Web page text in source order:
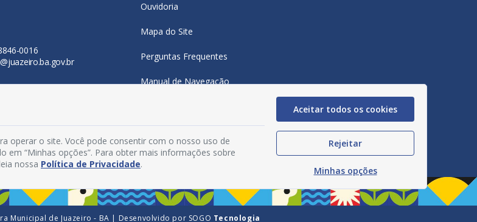
0016
Ouvidoria
Mapa do Site
Perguntas Frequentes
Manual de Navegação
Municipal de Juazeiro - BA | Desenvolvido por SOGO Tecnologia
operar o site. Você pode consentir com o nosso uso de
em “Minhas opções”. Para obter mais informações sobre
nossa Política de Privacidade.
Aceitar todos os cookies
Rejeitar
Minhas opções